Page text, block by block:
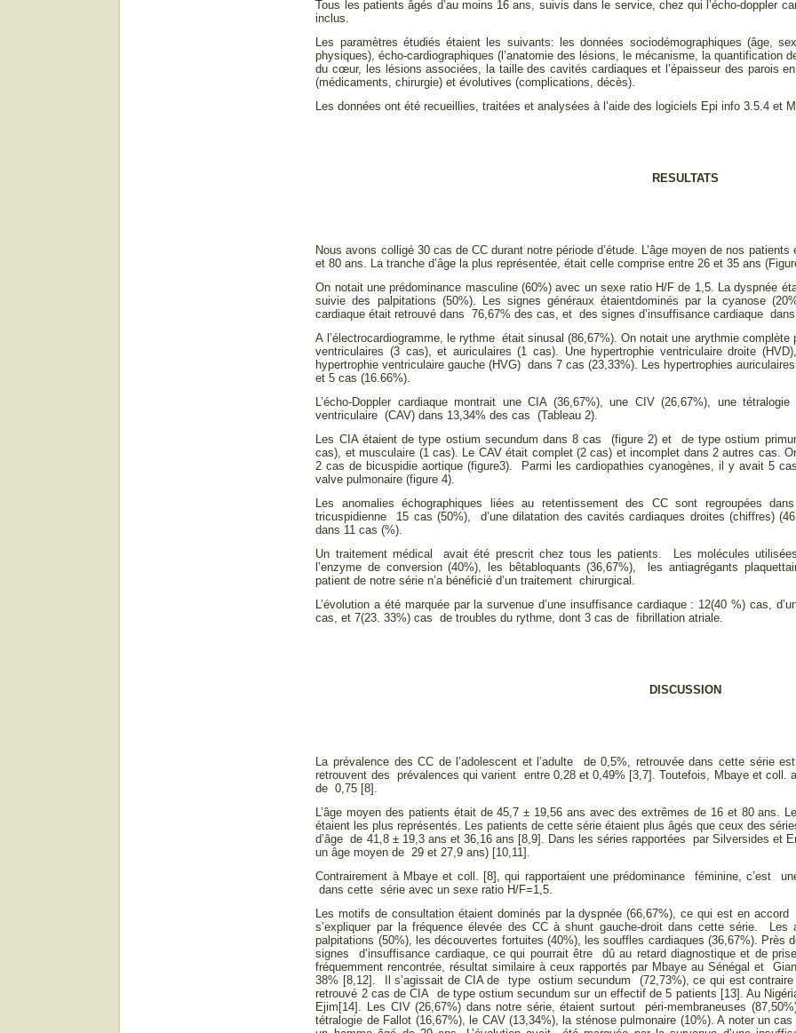
Tous les patients âgés d’au moins 16 ans, suivis dans le service, chez qui l’écho-doppler
inclus.
Les paramètres étudiés étaient les suivants: les données sociodémographiques (âge,
physiques), écho-cardiographiques (l’anatomie des lésions, le mécanisme, la quantification
du cœur, les lésions associées, la taille des cavités cardiaques et l’épaisseur des parois
(médicaments, chirurgie) et évolutives (complications, décès).
Les données ont été recueillies, traitées et analysées à l’aide des logiciels Epi info 3.5.4 et
RESULTATS
Nous avons colligé 30 cas de CC durant notre période d’étude. L’âge moyen de nos
et 80 ans. La tranche d’âge la plus représentée, était celle comprise entre 26 et 35 ans
On notait une prédominance masculine (60%) avec un sexe ratio H/F de 1,5. La dyspnée
suivie des palpitations (50%). Les signes généraux étaientdominés par la cyanose
cardiaque était retrouvé dans 76,67% des cas, et des signes d’insuffisance cardiaque
A l’électrocardiogramme, le rythme était sinusal (86,67%). On notait une arythmie
ventriculaires (3 cas), et auriculaires (1 cas). Une hypertrophie ventriculaire droite
hypertrophie ventriculaire gauche (HVG) dans 7 cas (23,33%). Les hypertrophies
et 5 cas (16.66%).
L’écho-Doppler cardiaque montrait une CIA (36,67%), une CIV (26,67%), une
ventriculaire (CAV) dans 13,34% des cas (Tableau 2).
Les CIA étaient de type ostium secundum dans 8 cas (figure 2) et de type ostium
cas), et musculaire (1 cas). Le CAV était complet (2 cas) et incomplet dans 2 autres cas.
2 cas de bicuspidie aortique (figure3). Parmi les cardiopathies cyanogènes, il y avait 5
valve pulmonaire (figure 4).
Les anomalies échographiques liées au retentissement des CC sont regroupées
tricuspidienne 15 cas (50%), d’une dilatation des cavités cardiaques droites (chiffres)
dans 11 cas (%).
Un traitement médical avait été prescrit chez tous les patients. Les molécules
l’enzyme de conversion (40%), les bêtabloquants (36,67%), les antiagrégants
patient de notre série n’a bénéficié d’un traitement chirurgical.
L’évolution a été marquée par la survenue d’une insuffisance cardiaque : 12(40 %) cas,
cas, et 7(23. 33%) cas de troubles du rythme, dont 3 cas de fibrillation atriale.
DISCUSSION
La prévalence des CC de l’adolescent et l’adulte de 0,5%, retrouvée dans cette série
retrouvent des prévalences qui varient entre 0,28 et 0,49% [3,7]. Toutefois, Mbaye et coll.
de 0,75 [8].
L’âge moyen des patients était de 45,7 ± 19,56 ans avec des extrêmes de 16 et 80 ans.
étaient les plus représentés. Les patients de cette série étaient plus âgés que ceux des
d’âge de 41,8 ± 19,3 ans et 36,16 ans [8,9]. Dans les séries rapportées par Silversides et
un âge moyen de 29 et 27,9 ans) [10,11].
Contrairement à Mbaye et coll. [8], qui rapportaient une prédominance féminine, c’est
dans cette série avec un sexe ratio H/F=1,5.
Les motifs de consultation étaient dominés par la dyspnée (66,67%), ce qui est en
s’expliquer par la fréquence élevée des CC à shunt gauche-droit dans cette série.
palpitations (50%), les découvertes fortuites (40%), les souffles cardiaques (36,67%). Près
signes d’insuffisance cardiaque, ce qui pourrait être dû au retard diagnostique et de
fréquemment rencontrée, résultat similaire à ceux rapportés par Mbaye au Sénégal et
38% [8,12]. Il s’agissait de CIA de type ostium secundum (72,73%), ce qui est
retrouvé 2 cas de CIA de type ostium secundum sur un effectif de 5 patients [13]. Au
Ejim[14]. Les CIV (26,67%) dans notre série, étaient surtout péri-membraneuses
tétralogie de Fallot (16,67%), le CAV (13,34%), la sténose pulmonaire (10%). A noter un